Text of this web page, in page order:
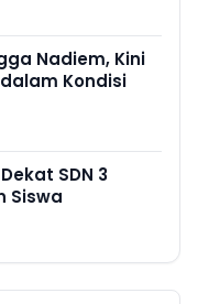
Nadiem, Kini
Kondisi
SDN 3
Siswa